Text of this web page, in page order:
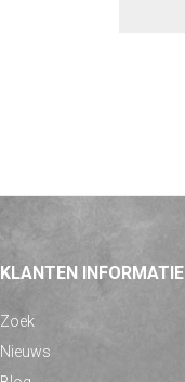
KLANTEN INFORMATIE
Zoek
Nieuws